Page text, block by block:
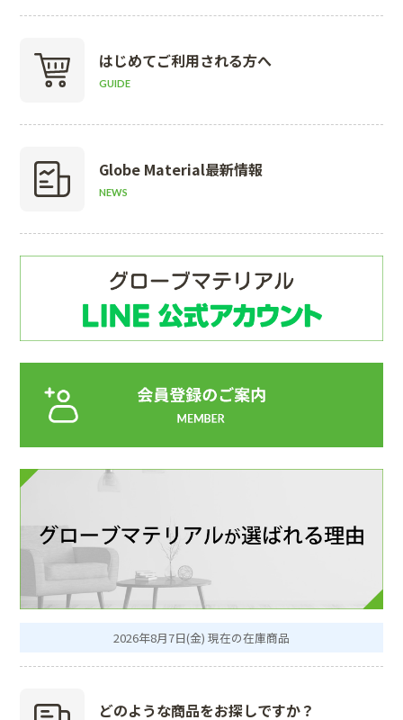
はじめてご利用される方へ
GUIDE
Globe Material最新情報
NEWS
2026年8月7日(金) 現在の在庫商品
どのような商品をお探しですか？